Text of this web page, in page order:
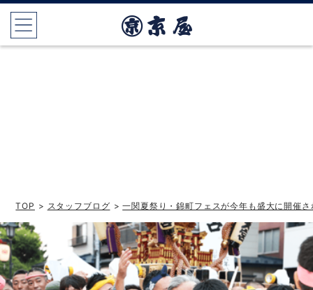
TOP > スタッフブログ >一関夏祭り・錦町フェスが今年も盛大に開催